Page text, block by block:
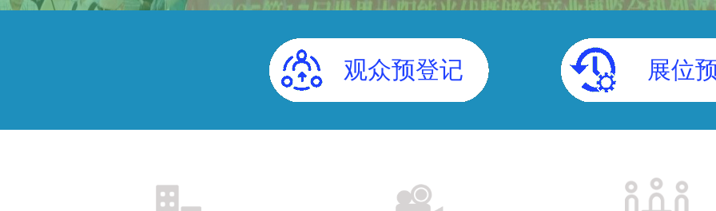
观众预登记 展位